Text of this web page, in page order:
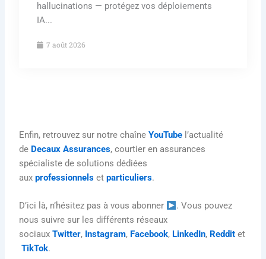
hallucinations — protégez vos déploiements
IA...
7 août 2026
Enfin, retrouvez sur notre chaîneYouTube l’actualité
de Decaux Assurances, courtier en assurances
spécialiste de solutions dédiées
auxprofessionnels etparticuliers.
D’ici là, n’hésitez pas à vous abonner
. Vous pouvez
nous suivre sur les différents réseaux
sociaux Twitter, Instagram, Facebook, LinkedIn, Reddit et
TikTok.